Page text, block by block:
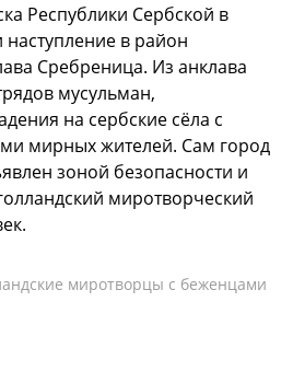
Республики Сербской в
в район
Сребреница. Из анклава
мусульман,
на сербские сёла с
мирных жителей. Сам город
зоной безопасности и
миротворческий
миротворцы с беженцами